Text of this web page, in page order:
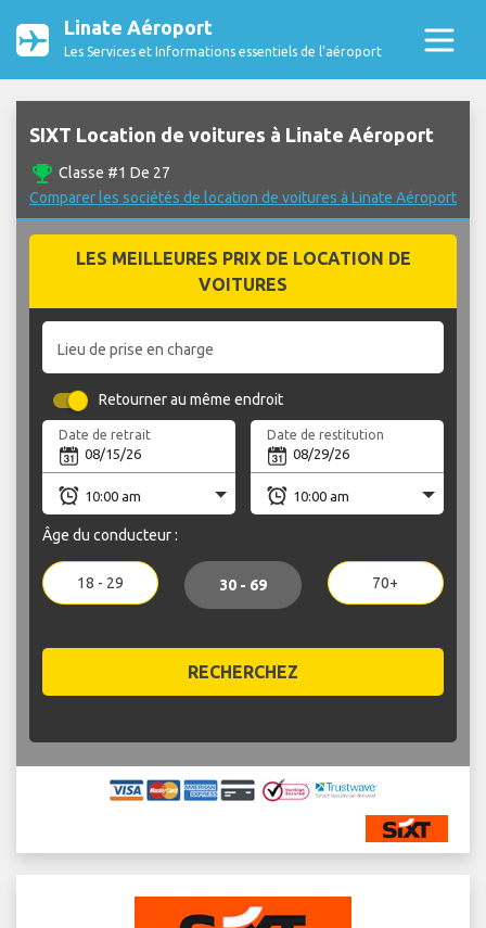
Linate Aéroport
Les Services et Informations essentiels de l’aéroport
SIXT Location de voitures à Linate Aéroport
emoji_events Classe #1 De 27
Comparer les sociétés de location de voitures à Linate Aéroport
LES MEILLEURES PRIX DE LOCATION DE
VOITURES
Lieu de prise en charge
Retourner au même endroit
Date de retrait Date de restitution
Âge du conducteur :
18 - 29 30 - 69 70+
RECHERCHEZ